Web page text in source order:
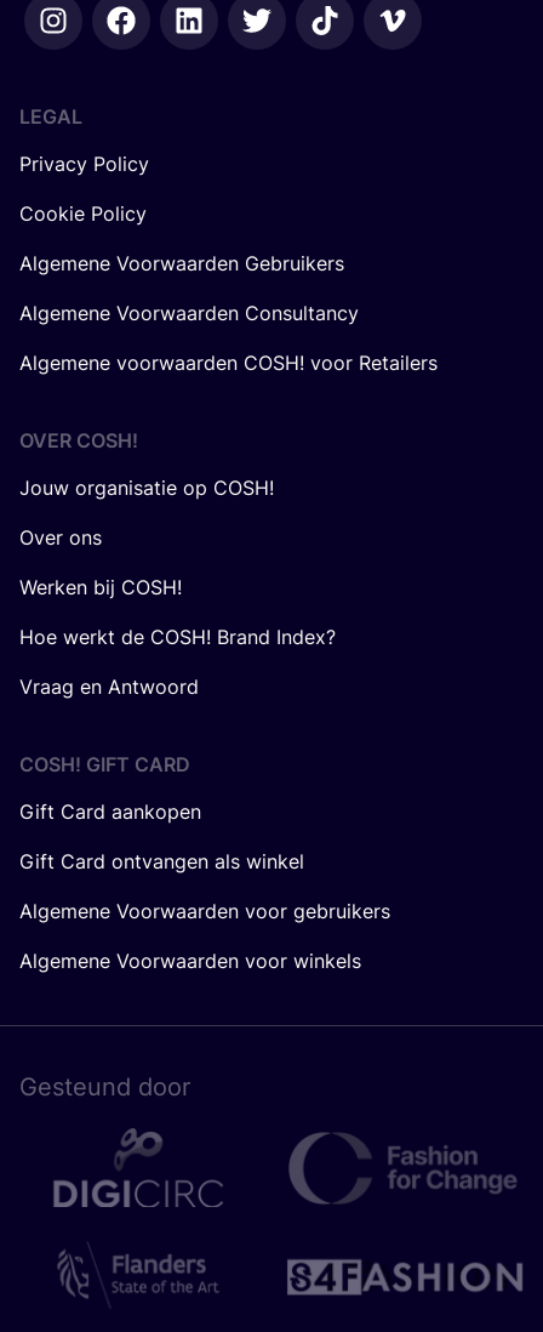
LEGAL
Privacy Policy
Cookie Policy
Algemene Voorwaarden Gebruikers
Algemene Voorwaarden Consultancy
Algemene voorwaarden COSH! voor Retailers
OVER COSH!
Jouw organisatie op COSH!
Over ons
Werken bij COSH!
Hoe werkt de COSH! Brand Index?
Vraag en Antwoord
COSH! GIFT CARD
Gift Card aankopen
Gift Card ontvangen als winkel
Algemene Voorwaarden voor gebruikers
Algemene Voorwaarden voor winkels
Gesteund door